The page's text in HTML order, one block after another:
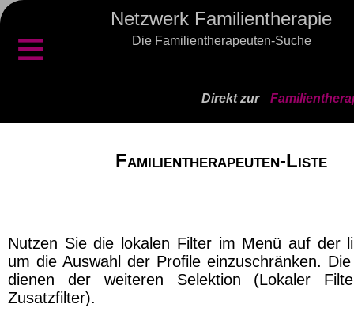
Netzwerk Familientherapie
Die Familientherapeuten-Suche
≡
Direkt zur
Familientherapeuten-Liste
Nutzen Sie die lokalen Filter im Menü auf der
um die Auswahl der Profile einzuschränken.
dienen der weiteren Selektion (Lokaler
Zusatzfilter).